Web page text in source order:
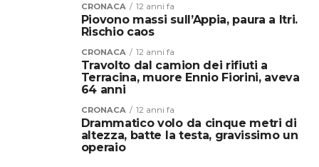
CRONACA 12 anni fa
Piovono massi sull’Appia, paura a Itri.
Rischio caos
CRONACA 12 anni fa
Travolto dal camion dei rifiuti a
Terracina, muore Ennio Fiorini, aveva
64 anni
CRONACA 12 anni fa
Drammatico volo da cinque metri di
altezza, batte la testa, gravissimo un
operaio